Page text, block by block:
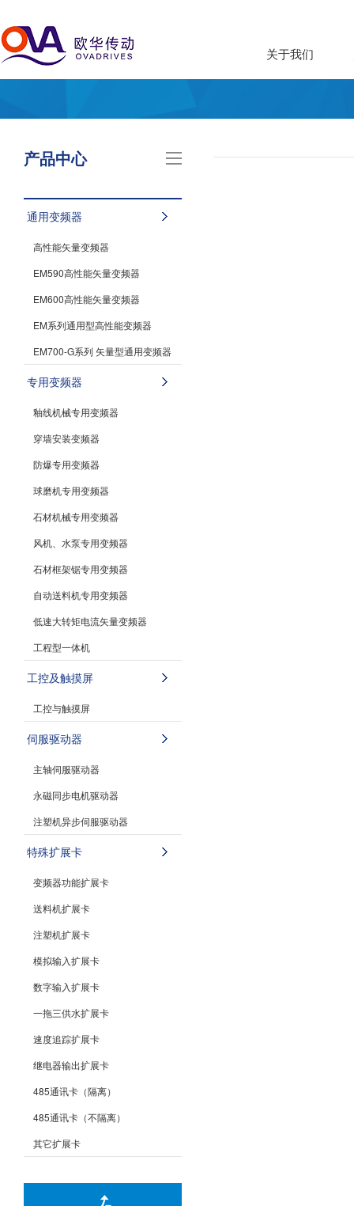
关于我们
产品中心
通用变频器
高性能矢量变频器
EM590高性能矢量变频器
EM600高性能矢量变频器
EM系列通用型高性能变频器
EM700-G系列 矢量型通用变频器
专用变频器
釉线机械专用变频器
穿墙安装变频器
防爆专用变频器
球磨机专用变频器
石材机械专用变频器
风机、水泵专用变频器
石材框架锯专用变频器
自动送料机专用变频器
低速大转矩电流矢量变频器
工程型一体机
工控及触摸屏
工控与触摸屏
伺服驱动器
主轴伺服驱动器
永磁同步电机驱动器
注塑机异步伺服驱动器
特殊扩展卡
变频器功能扩展卡
送料机扩展卡
注塑机扩展卡
模拟输入扩展卡
数字输入扩展卡
一拖三供水扩展卡
速度追踪扩展卡
继电器输出扩展卡
485通讯卡（隔离）
485通讯卡（不隔离）
其它扩展卡